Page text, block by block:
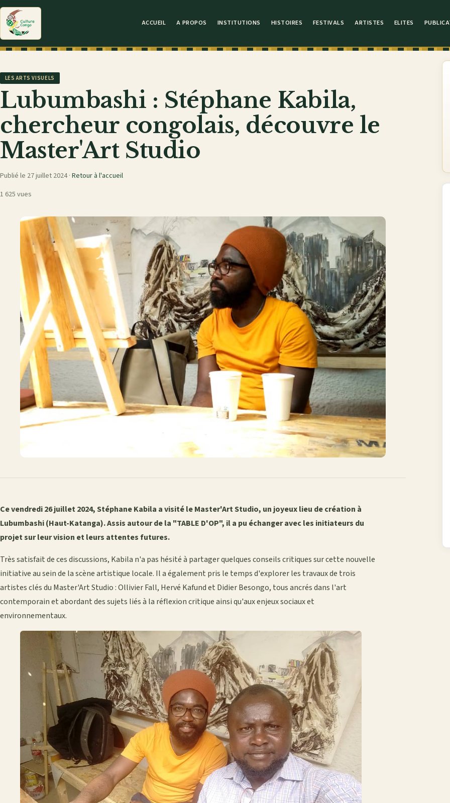
ACCUEIL A PROPOS INSTITUTIONS HISTOIRES FESTIVALS ARTISTES ELITES
LES ARTS VISUELS
Lubumbashi : Stéphane Kabila,
chercheur congolais, découvre le
Master'Art Studio
Publié le 27 juillet 2024 · Retour à l'accueil
1 625 vues
Ce vendredi 26 juillet 2024, Stéphane Kabila a visité le Master'Art Studio, un joyeux lieu de création à
Lubumbashi (Haut-Katanga). Assis autour de la "TABLE D'OP", il a pu échanger avec les initiateurs du
projet sur leur vision et leurs attentes futures.
Très satisfait de ces discussions, Kabila n'a pas hésité à partager quelques conseils critiques sur cette nouvelle
initiative au sein de la scène artistique locale. Il a également pris le temps d'explorer les travaux de trois
artistes clés du Master'Art Studio : Ollivier Fall, Hervé Kafund et Didier Besongo, tous ancrés dans l'art
contemporain et abordant des sujets liés à la réflexion critique ainsi qu'aux enjeux sociaux et
environnementaux.